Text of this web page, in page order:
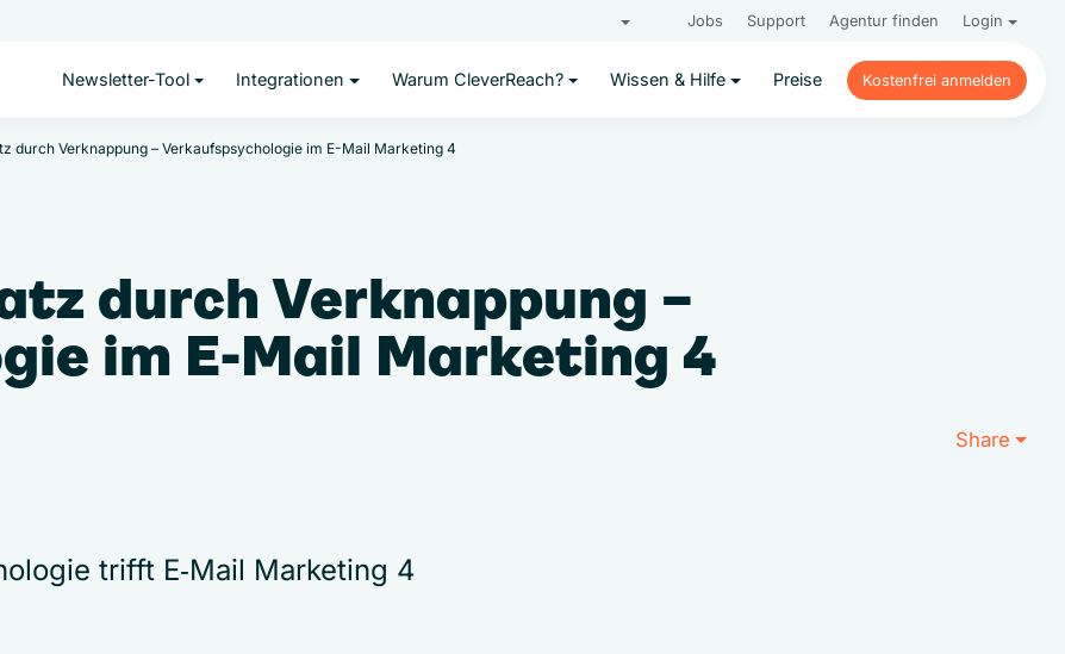
Jobs Support Agentur finden Login
Newsletter-Tool Integrationen Warum CleverReach? Wissen & Hilfe Preise
Kostenfrei anmelden
Kostenfrei anmelden
durch Verknappung – Verkaufspsychologie im E-Mail Marketing 4
durch Verknappung –
im E-Mail Marketing 4
Share
trifft E‑Mail Marketing 4